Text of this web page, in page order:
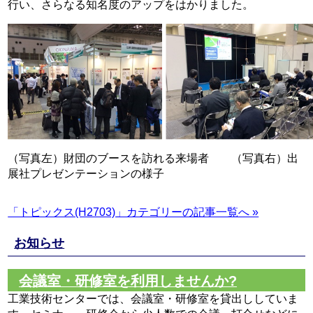
行い、さらなる知名度のアップをはかりました。
（写真左）財団のブースを訪れる来場者 （写真右）出
展社プレゼンテーションの様子
「トピックス(H2703)」カテゴリーの記事一覧へ »
お知らせ
会議室・研修室を利用しませんか?
工業技術センターでは、会議室・研修室を貸出ししていま